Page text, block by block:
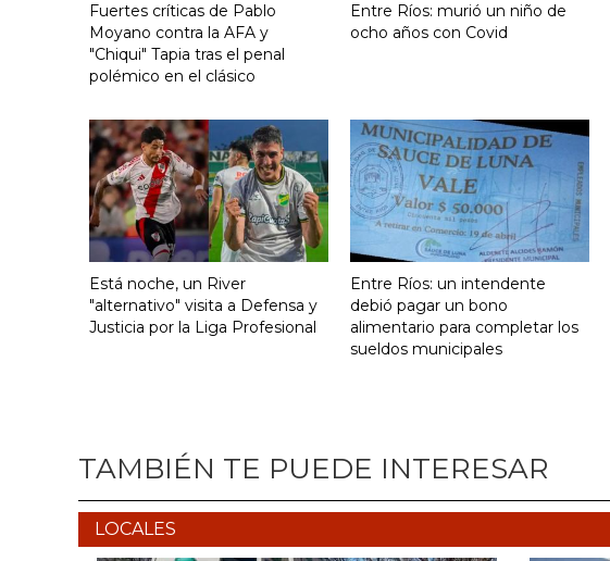
Fuertes críticas de Pablo
Moyano contra la AFA y
"Chiqui" Tapia tras el penal
polémico en el clásico
Entre Ríos: murió un niño de
ocho años con Covid
Está noche, un River
"alternativo" visita a Defensa y
Justicia por la Liga Profesional
Entre Ríos: un intendente
debió pagar un bono
alimentario para completar los
sueldos municipales
TAMBIÉN TE PUEDE INTERESAR
LOCALES